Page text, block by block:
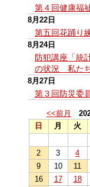
第４回健康福
8月22日
第五回花踊り
8月24日
防犯講座「統
の状況 私た
8月27日
第３回防災委
<<前月
日
月 火
2
3 4
9
10 11
16
17 18